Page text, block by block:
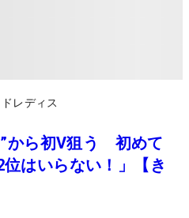
レディス
”から初V狙う 初めて
はいらない！」【き